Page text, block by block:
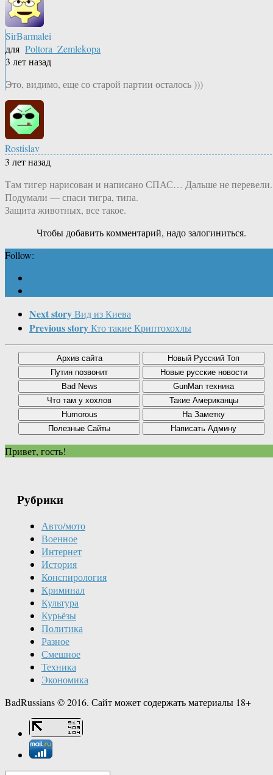
SirBarmalei
для Poltora_Zemlekopa
3 лет назад
Это, видимо, еще со старой партии осталось )))
Rostislav
3 лет назад
Там тигер нарисован и написано СПАС… Дальше не перевели.
Подумали — спаси тигра, типа.
Защита животных, все такое.
Чтобы добавить комментарий, надо залогиниться.
Follow:
Next storyВид из Киева
Previous storyКто такие Криптохохлы
Привет, гость!
Рубрики
Авто/мото
Военное
Интернет
История
Конспирология
Криминал
Культура
Курьёзы
Политика
Разное
Смешное
Техника
Экономика
BadRussians © 2016. Сайт может содержать материалы 18+